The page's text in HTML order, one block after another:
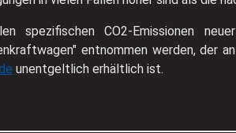
CO2-Emissionen
entnommen werden, der
unentgeltlich erhältlich ist.